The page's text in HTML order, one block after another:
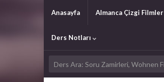
Anasayfa Almanca Çizgi Filmler
Ders Notları